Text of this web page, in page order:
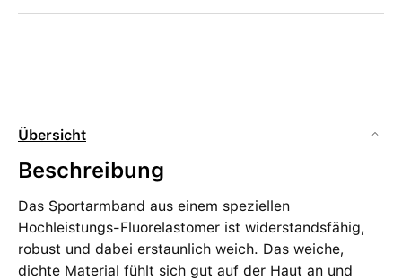
Übersicht
Beschreibung
Das Sportarmband aus einem speziellen
Hochleistungs-Fluorelastomer ist widerstandsfähig,
robust und dabei erstaunlich weich. Das weiche,
dichte Material fühlt sich gut auf der Haut an und